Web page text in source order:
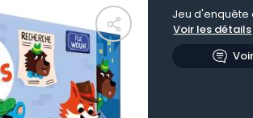
Jeu d'enquête
Voir les détails